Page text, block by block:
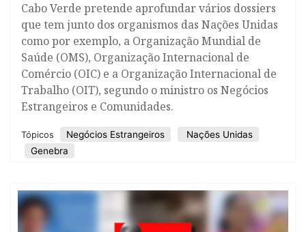
Cabo Verde pretende aprofundar vários dossiers
que tem junto dos organismos das Nações Unidas
como por exemplo, a Organização Mundial de
Saúde (OMS), Organização Internacional de
Comércio (OIC) e a Organização Internacional de
Trabalho (OIT), segundo o ministro os Negócios
Estrangeiros e Comunidades.
Tópicos Negócios Estrangeiros
Nações Unidas
Genebra